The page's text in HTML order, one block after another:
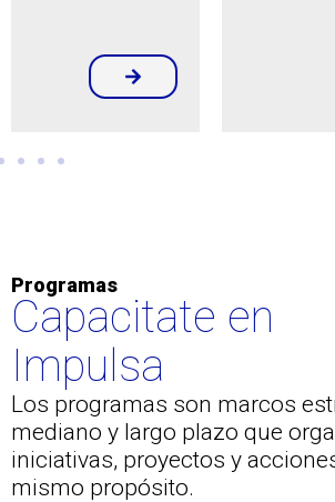
Programas
Capacitate en
Impulsa
Los programas son marcos
mediano y largo plazo que
iniciativas, proyectos y
mismo propósito.